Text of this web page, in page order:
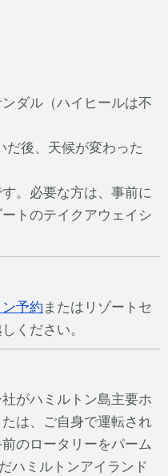
ダル（ハイヒールは不
後、天候が変わった
。必要な方は、事前に
トのテイクアウェイシ
予約 またはリゾートセ
ください。
がハミルトン島主要ホ
は、ご自身で運転され
のロータリーをパーム
ハミルトンアイランド